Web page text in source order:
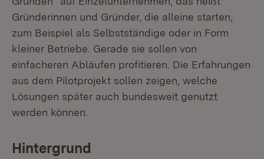
Gründerinnen und Gründer, die alleine starten,
zum Beispiel als Selbstständige oder in Form
kleiner Betriebe. Gerade sie sollen von
einfacheren Abläufen profitieren. Die Erfahrungen
aus dem Pilotprojekt sollen zeigen, welche
Lösungen später auch bundesweit genutzt
werden können.
Hintergrund